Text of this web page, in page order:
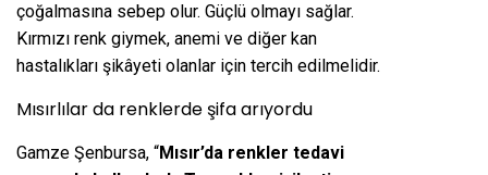
çoğalmasına sebep olur. Güçlü olmayı sağlar.
Kırmızı renk giymek, anemi ve diğer kan
hastalıkları şikâyeti olanlar için tercih edilmelidir.
Mısırlılar da renklerde şifa arıyordu
Gamze Şenbursa, “Mısır’da renkler tedavi